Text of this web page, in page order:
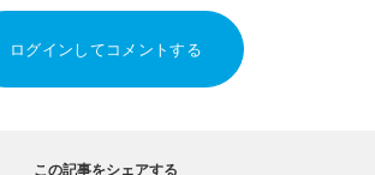
ログインしてコメントする
この記事をシェアする